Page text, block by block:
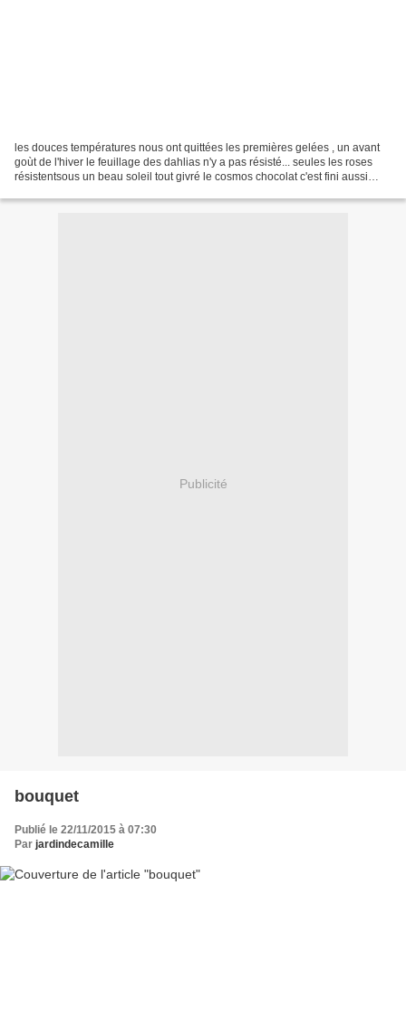
les douces températures nous ont quittées les premières gelées , un avant
goùt de l'hiver le feuillage des dahlias n'y a pas résisté... seules les roses
résistentsous un beau soleil tout givré le cosmos chocolat c'est fini aussi
Publicité
bouquet
Publié le 22/11/2015 à 07:30
Par jardindecamille